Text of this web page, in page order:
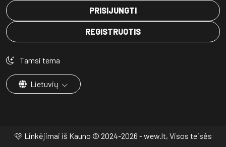
PRISIJUNGTI
REGISTRUOTIS
Tamsi tema
Lietuvių
🩷 Linkėjimai iš Kauno © 2024-2026 - wew.lt, Visos teisės